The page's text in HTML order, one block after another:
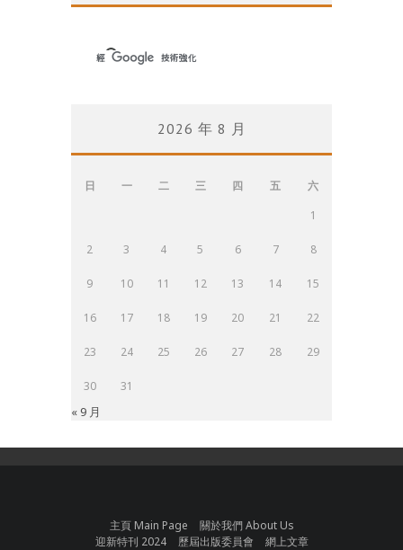
2026 年 8 月
日 一 二 三 四 五
六
1
2 3 4 5 6 7 8
9 10 11 12 13 14 15
16 17 18 19 20 21 22
23 24 25 26 27 28 29
30 31
« 9 月
主頁 Main Page
關於我們 About Us
迎新特刊 2024
歷屆出版委員會
網上文章